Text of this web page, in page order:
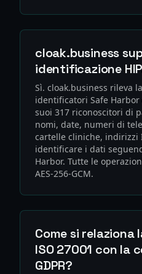
cloak.business
identificazione
Sì. cloak.business rileva
identificatori Safe
suoi 317 riconoscitori di
nomi, date, numeri di
cartelle cliniche, indirizzi
identificare i dati
Harbor. Tutte le
AES-256-GCM.
Come si
ISO 27001 con la
GDPR?